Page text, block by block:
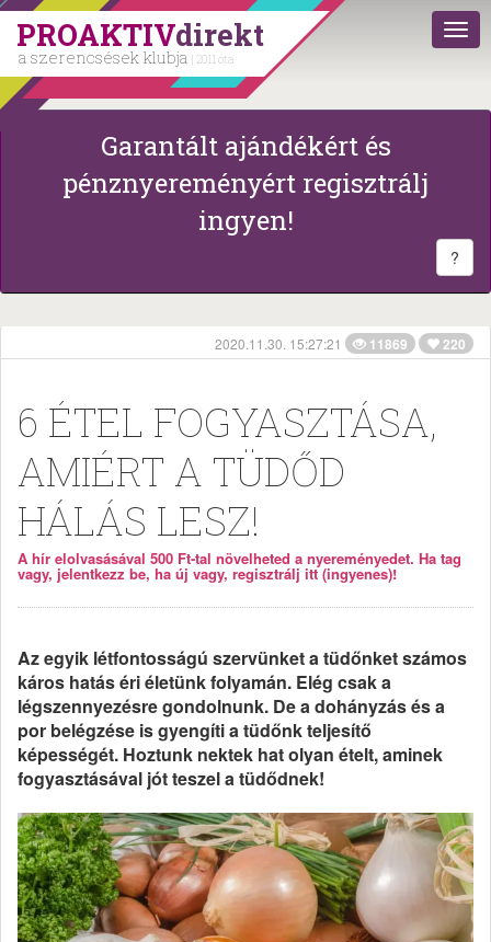
PROAKTIVdirekt
a szerencsések klubja | 2011 óta
Garantált ajándékért és
pénznyereményért regisztrálj
ingyen!
?
2020.11.30. 15:27:21 11869 220
6 ÉTEL FOGYASZTÁSA,
AMIÉRT A TÜDŐD
HÁLÁS LESZ!
A hír elolvasásával 500 Ft-tal növelheted a nyereményedet. Ha tag
vagy, jelentkezz be, ha új vagy, regisztrálj itt (ingyenes)!
Az egyik létfontosságú szervünket a tüdőnket számos
káros hatás éri életünk folyamán. Elég csak a
légszennyezésre gondolnunk. De a dohányzás és a
por belégzése is gyengíti a tüdőnk teljesítő
képességét. Hoztunk nektek hat olyan ételt, aminek
fogyasztásával jót teszel a tüdődnek!